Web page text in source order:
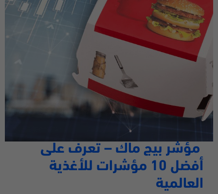
مؤشر بيج ماك – تعرف على
أفضل 10 مؤشرات للأغذية
العالمية